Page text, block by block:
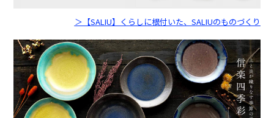
＞【SALIU】くらしに根付いた、SALIUのものづくり